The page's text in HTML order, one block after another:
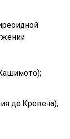
де Кревена);